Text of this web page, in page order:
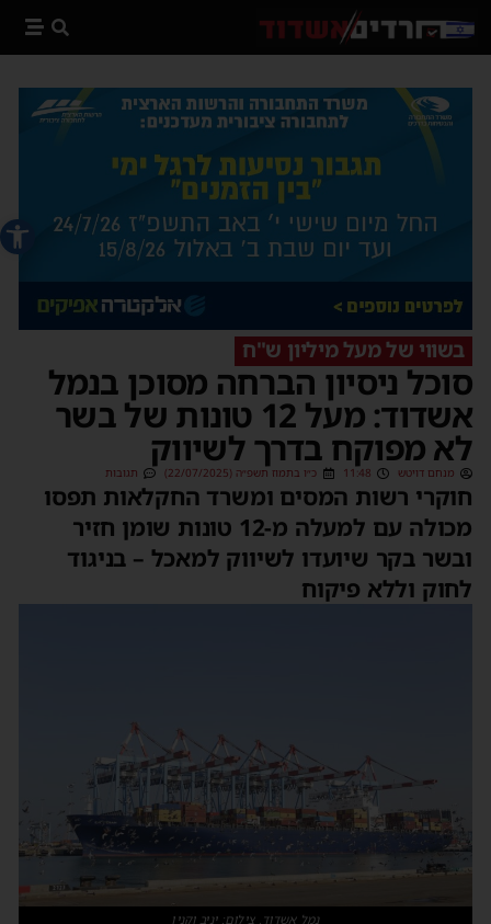
פתח
בשווי של מעל מיליון ש"ח
סוכל ניסיון הברחה מסוכן בנמל
אשדוד: מעל 12 טונות של בשר
לא מפוקח בדרך לשיווק
מנחם דויטש 11:48 כ״ו בתמוז תשפ״ה (22/07/2025) תגובות
חוקרי רשות המסים ומשרד החקלאות תפסו
מכולה עם למעלה מ-12 טונות שומן חזיר
ובשר בקר שיועדו לשיווק למאכל – בניגוד
לחוק וללא פיקוח
נמל אשדוד. צילום: יניב וקנין